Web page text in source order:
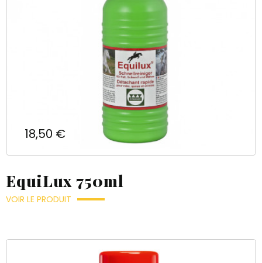
Prix
18,50 €
EquiLux 750ml
VOIR LE PRODUIT